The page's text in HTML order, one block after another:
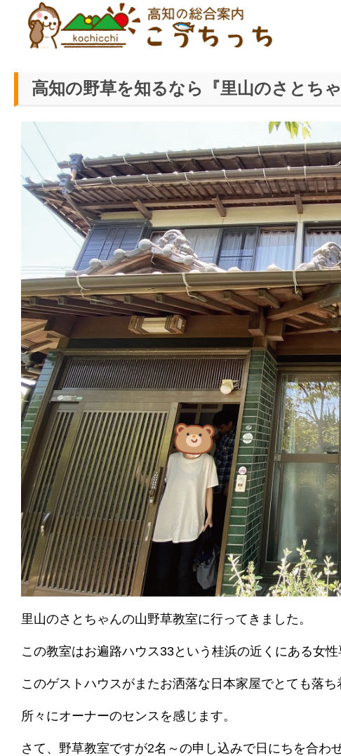
ホーム>食事・グルメ >
高知の野草を知るなら『里山のさとち
里山のさとちゃんの山野草教室に行ってきました。
この教室はお遍路ハウス33という桂浜の近くにある女
このゲストハウスがまたお洒落な日本家屋でとても落ち
所々にオーナーのセンスを感じます。
さて、野草教室ですが2名～の申し込みで日にちを合わ